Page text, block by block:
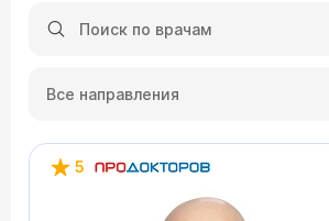
Все направления
5